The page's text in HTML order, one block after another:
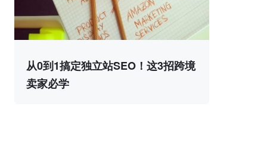
从0到1搞定独立站SEO！这3招跨境
卖家必学